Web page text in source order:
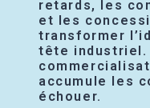
retards, les
et les
transformer
tête industriel.
accumule les
échouer.